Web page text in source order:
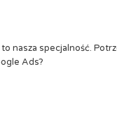
nasza specjalność.
Ads?